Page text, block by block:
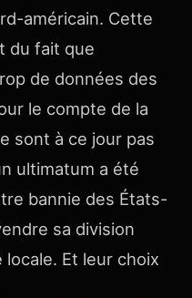
américain. Cette
du fait que
de données des
le compte de la
sont à ce jour pas
ultimatum a été
bannie des États-
sa division
Et leur choix